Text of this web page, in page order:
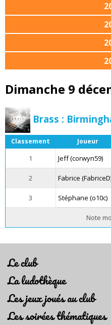
Dimanche 9
Brass :
Classement Joueur
1 Jeff (corwyn59)
2 Fabrice
3 Stéphane (o10c)
Note
Le club
La ludothèque
Les jeux joués au club
Les soirées thématiques